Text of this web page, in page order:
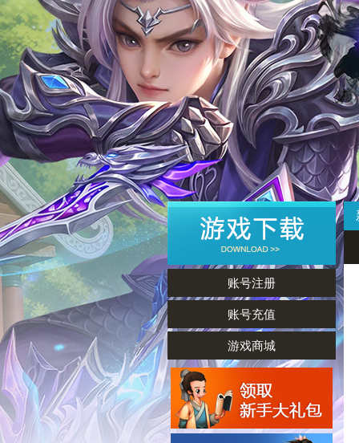
账号注册
账号充值
游戏商城